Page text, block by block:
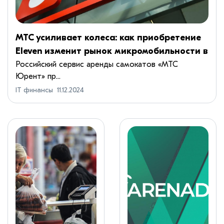
МТС усиливает колеса: как приобретение
Eleven изменит рынок микромобильности в
России
Российский сервис аренды самокатов «МТС
Юрент» пр...
IT финансы 11.12.2024